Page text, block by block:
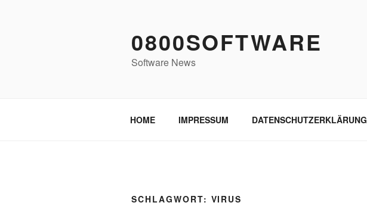
0800SOFTWARE
Software News
HOME IMPRESSUM DATENSCHUTZERKLÄRUNG
SCHLAGWORT: VIRUS